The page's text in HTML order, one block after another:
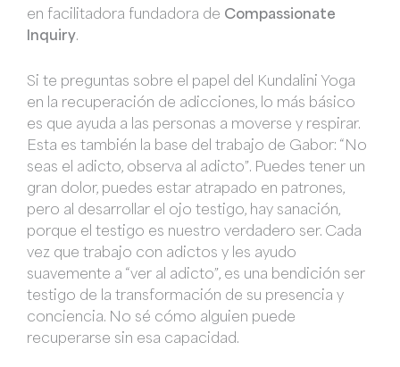
en facilitadora fundadora de Compassionate
Inquiry
Si te preguntas sobre el papel del Kundalini Yoga
en la recuperación de adicciones, lo más básico
es que ayuda a las personas a moverse y respirar.
Esta es también la base del trabajo de Gabor: “No
seas el adicto, observa al adicto”. Puedes tener un
gran dolor, puedes estar atrapado en patrones,
pero al desarrollar el ojo testigo, hay sanación,
porque el testigo es nuestro verdadero ser. Cada
vez que trabajo con adictos y les ayudo
suavemente a “ver al adicto”, es una bendición ser
testigo de la transformación de su presencia y
conciencia. No sé cómo alguien puede
recuperarse sin esa capacidad.